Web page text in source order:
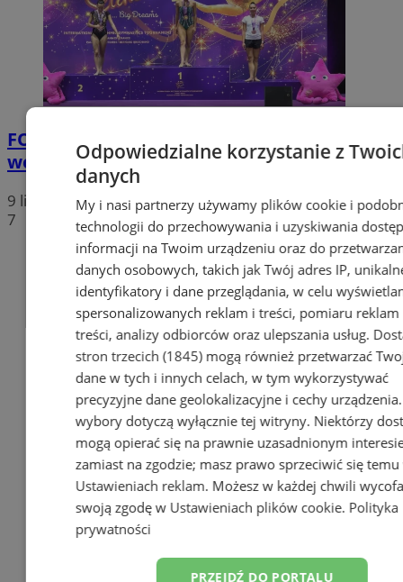
FOTO
Chorzowskie gimnastyczki błysnęły
we Francji. Trzy medale dla UKS Silesia
9 lipca 2026, 13:44
7
Odpowiedzialne korzystanie z
danych
My i nasi partnerzy używamy plików cookie i
technologii do przechowywania i uzyskiwania
informacji na Twoim urządzeniu oraz do
danych osobowych, takich jak Twój adres IP,
identyfikatory i dane przeglądania, w celu
spersonalizowanych reklam i treści, pomiaru reklam
treści, analizy odbiorców oraz ulepszania usług.
stron trzecich (1845)mogą również przetwarzać
dane w tych i innych celach, w tym wykorzystywać
precyzyjne dane geolokalizacyjne i cechy
wybory dotyczą wyłącznie tej witryny. Niektórzy
mogą opierać się na prawnie uzasadnionym
zamiast na zgodzie; masz prawo sprzeciwić się temu
Ustawieniach reklam. Możesz w każdej chwili
swoją zgodę w Ustawieniach plików cookie. Polityka
prywatności
PRZEJDŹ DO PORTALU